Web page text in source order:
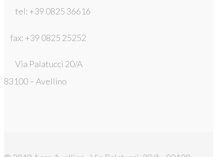
tel: +39 0825 36616
fax: +39 0825 25252
Via Palatucci 20/A
83100 – Avellino